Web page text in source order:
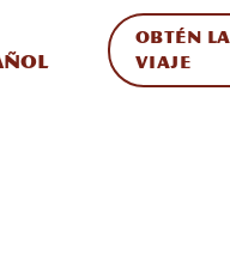
el sitio
Internacional
OBTÉN
VIAJE